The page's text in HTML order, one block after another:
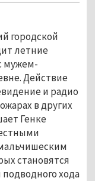
городской
летние
мужем-
Действие
и радио
в других
Генке
становятся
хода